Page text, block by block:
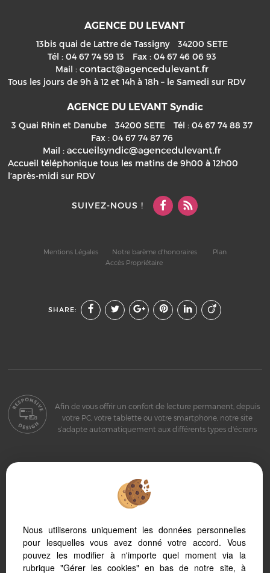
AGENCE DU LEVANT
13bis quai de Lattre de Tassigny 34200 SETE
Tél : 04 67 74 59 13 Fax : 04 67 46 06 93
Mail :
Tous les jours de 9h à 12 et 14h à 18h – le Samedi sur RDV
AGENCE DU LEVANT Syndic
3 Quai Rhin et Danube 34200 SETE Tél : 04 67 74 88 37
Fax : 04 67 74 87 76
Mail :
Accueil téléphonique tous les matins de 9h00 à 12h00
l’après-midi sur RDV
SUIVEZ-NOUS !
Mentions Légales Notre barème d'honoraires
Plan
Accès Propriétaire
SHARE:
Afin de vous offrir un confort de lecture permanent, depuis
votre PC, votre tablette ou votre smartphone, notre site
s’adapte automatiquement aux différents types d'écrans
Logiciel de transaction
Création site internet immobilier
Référencement immobilier
Nous utiliserons uniquement les données personnelles
pour lesquelles vous avez donné votre accord. Vous
pouvez les modifier à n'importe quel moment via la
rubrique "Gérer les cookies" en bas de notre site, à